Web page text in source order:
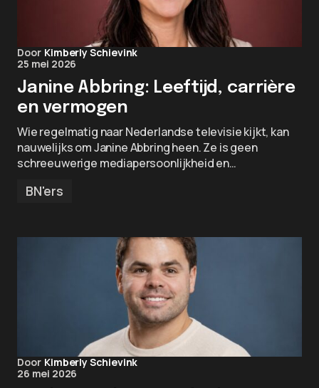
Door Kimberly Schievink
25 mei 2026
Janine Abbring: Leeftijd, carrière
en vermogen
Wie regelmatig naar Nederlandse televisie kijkt, kan
nauwelijks om Janine Abbring heen. Ze is geen
schreeuwerige mediapersoonlijkheid en…
BN'ers
Door Kimberly Schievink
26 mei 2026